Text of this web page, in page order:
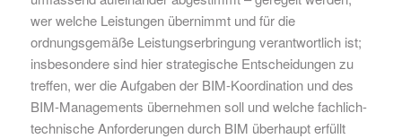
wer welche Leistungen übernimmt und für die
ordnungsgemäße Leistungserbringung verantwortlich ist;
insbesondere sind hier strategische Entscheidungen zu
treffen, wer die Aufgaben der BIM-Koordination und des
BIM-Managements übernehmen soll und welche fachlich-
technische Anforderungen durch BIM überhaupt erfüllt